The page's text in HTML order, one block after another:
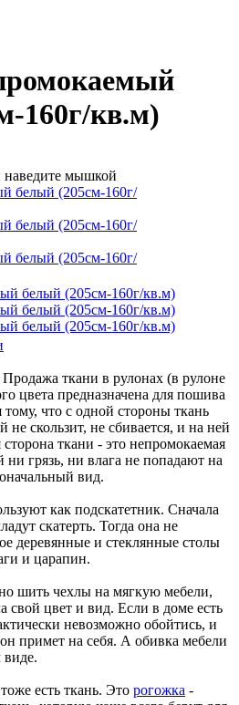
160г/кв.м)
наведите мышкой
ткани в рулонах (в рулоне
цвета предназначена для пошива
тому, что с одной стороны ткань
скользит, не сбивается, и на ней
ткани - это непромокаемая
ни грязь, ни влага не попадают на
вид.
как подскатетник. Сначала
скатерть. Тогда она не
деревянные и стеклянные столы
и царапин.
шить чехлы на мягкую мебели,
свой цвет и вид. Если в доме есть
невозможно обойтись, и
примет на себя. А обивка мебели
виде.
есть ткань. Это рогожка -